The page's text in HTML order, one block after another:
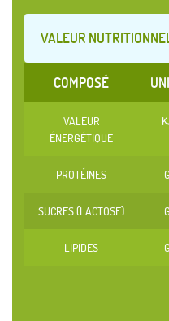
VALEUR
COMPOSÉ
VALEUR
ÉNERGÉTIQUE
PROTÉINES G
SUCRES (LACTOSE) G
LIPIDES G